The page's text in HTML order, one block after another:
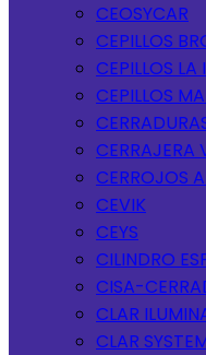
CEOSYCAR
CEPILLOS
CEPILLOS LA
CEPILLOS
CERRAJERA
CERROJOS
CEVIK
CEYS
CILINDRO
CISA-
CLAR
CLAR